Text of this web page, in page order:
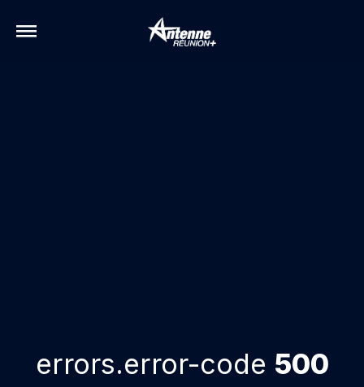
errors.error-code 500